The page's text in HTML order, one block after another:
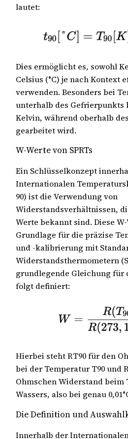
lautet:
Dies ermöglicht es, sowohl
Celsius (°C) je nach Kontext
verwenden. Besonders bei
unterhalb des Gefrierpunkts
Kelvin, während oberhalb
gearbeitet wird.
W-Werte von SPRTs
Ein Schlüsselkonzept
Internationalen
90) ist die Verwendung von
Widerstandsverhältnissen,
Werte bekannt sind. Diese
Grundlage für die präzise
und -kalibrierung mit
Widerstandsthermometern
grundlegende Gleichung für
folgt definiert:
Hierbei steht RT90 für den
bei der Temperatur T90 und
Ohmschen Widerstand
Wassers, also bei genau
Die Definition und
Innerhalb der